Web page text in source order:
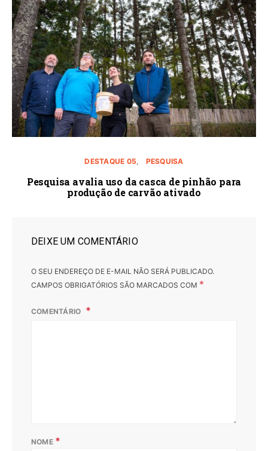
DESTAQUE 05 PESQUISA
Pesquisa avalia uso da casca de pinhão para
produção de carvão ativado
DEIXE UM COMENTÁRIO
O SEU ENDEREÇO DE E-MAIL NÃO SERÁ PUBLICADO.
CAMPOS OBRIGATÓRIOS SÃO MARCADOS COM *
COMENTÁRIO
NOME *